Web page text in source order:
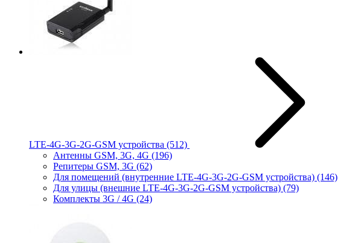
LTE-4G-3G-2G-GSM устройства (512)
Антенны GSM, 3G, 4G (196)
Репитеры GSM, 3G (62)
Для помещений (внутренние LTE-4G-3G-2G-GSM устройства) (146)
Для улицы (внешние LTE-4G-3G-2G-GSM устройства) (79)
Комплекты 3G / 4G (24)